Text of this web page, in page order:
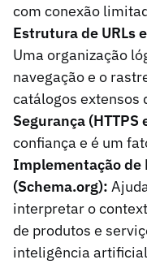
com conexão
Estrutura de URLs
Uma organização
navegação e o
catálogos extensos
Segurança (HTTPS
confiança e é um
Implementação de
(Schema.org):
interpretar o
de produtos e
inteligência